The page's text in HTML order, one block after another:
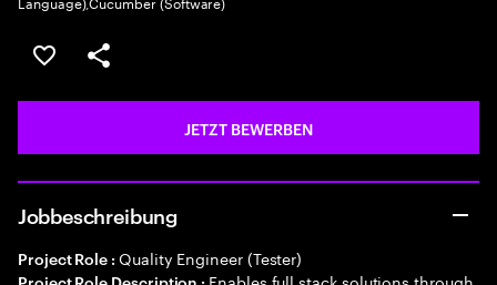
JOB SPEICHERN
Teilen
JETZT BEWERBEN
Jobbeschreibung
Project Role : Quality Engineer (Tester)